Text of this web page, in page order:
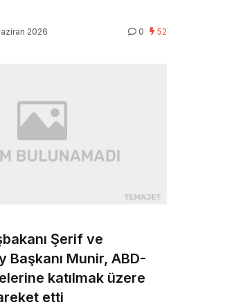
2026 0 52
Şerif ve
Başkanı Munir, ABD-
katılmak üzere
etti